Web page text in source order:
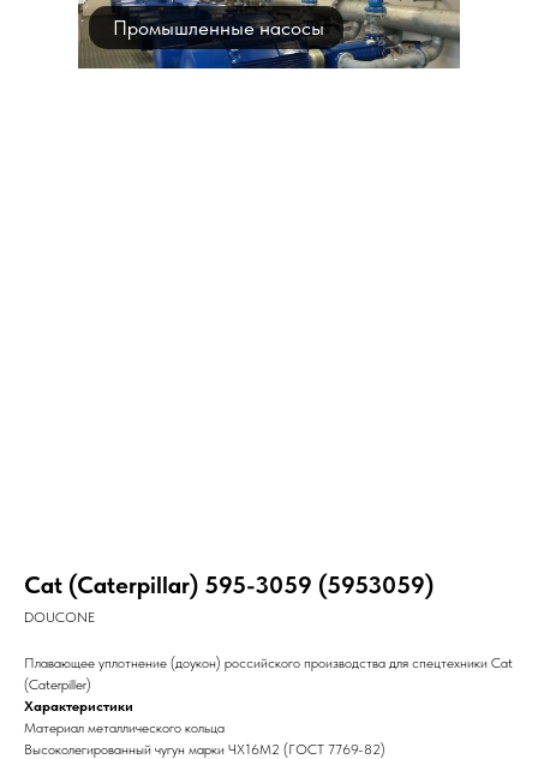
Промышленные насосы
Cat (Caterpillar) 595-3059 (5953059)
DOUCONE
Плавающее уплотнение (доукон) российского производства для спецтехники Cat
(Caterpiller)
Характеристики
Материал металлического кольца
Высоколегированный чугун марки ЧХ16М2 (ГОСТ 7769-82)